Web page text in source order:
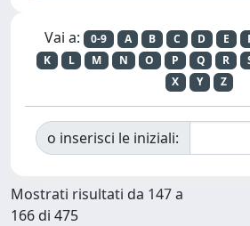
Vai a: 0-9 A B C D E
K
L M N O P Q R
X
Y Z
o inserisci le iniziali:
Mostrati risultati da 147 a
166 di 475